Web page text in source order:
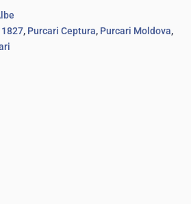
, Purcari Ceptura, Purcari Moldova,